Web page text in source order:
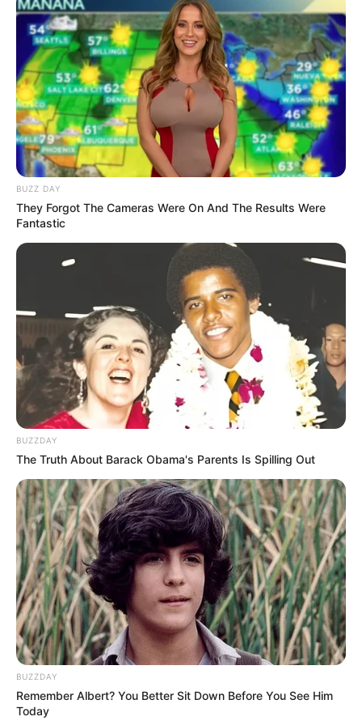
Hobi: Menonton video youtube, mendengarkan musik
Instagram:@kny_951123
FaktaMenarik
Moto Nayoung: Bersyukurlah dan lakukan yang terbaik untuk
apa pun! Kekuatan positif!
Dia peringkat 14 di Produce 101
Trainee selama lebih dari 2 tahun.
Trainee di Born Star Training Academy dan Dream Vocal.
Bakat spesialnya adalah menyanyi jazz.
Menjadi cameo di Drama KBS2Sweet Stranger and Me
(2016)
Nayoung muncul di MVVIXX The Closer ,Dynamitedan
Fantasy.
Bagian dari grup yang disebut Sunny Girls dengan Eunha
GFriend, Cheng XiaoWJSN , YooaOh My Girl
dan Nancy
MOMOLAND
Pada 1 April 2021 Nayoung mengumumkan bahwa dia
meninggalkan Jellyfish.
5. Sejeong
BUZZ DAY
They Forgot The Cameras Were On And The Results Were
Fantastic
BUZZDAY
The Truth About Barack Obama's Parents Is Spilling Out
BUZZDAY
Remember Albert? You Better Sit Down Before You See Him
Today